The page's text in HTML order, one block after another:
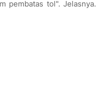
pembatas tol". Jelasnya.